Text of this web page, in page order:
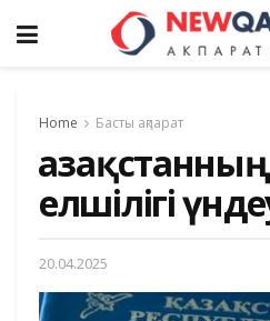
Home Басты ақпарат
елшілігі
20.04.2025